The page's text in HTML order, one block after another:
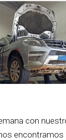
con
encontramos